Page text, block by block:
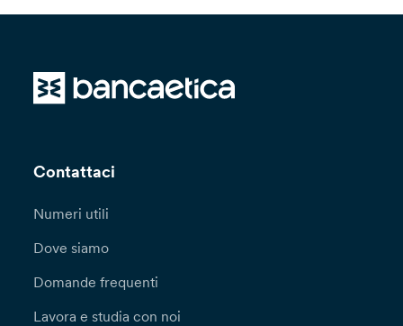
Contattaci
Numeri utili
Dove siamo
Domande frequenti
Lavora e studia con noi